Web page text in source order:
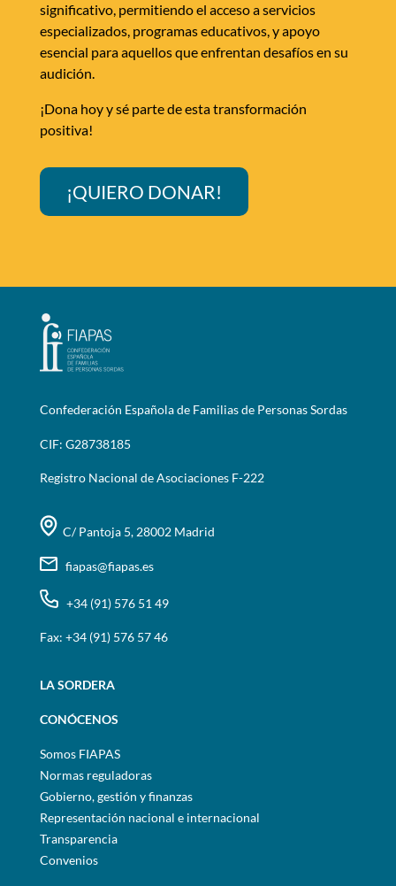
significativo, permitiendo el acceso a servicios
especializados, programas educativos, y apoyo
esencial para aquellos que enfrentan desafíos en su
audición.
¡Dona hoy y sé parte de esta transformación
positiva!
¡QUIERO DONAR!
Confederación Española de Familias de Personas Sordas
CIF: G28738185
Registro Nacional de Asociaciones F-222
C/ Pantoja 5, 28002 Madrid
fiapas@fiapas.es
+34 (91) 576 51 49
Fax: +34 (91) 576 57 46
LA SORDERA
CONÓCENOS
Somos FIAPAS
Normas reguladoras
Gobierno, gestión y finanzas
Representación nacional e internacional
Transparencia
Convenios